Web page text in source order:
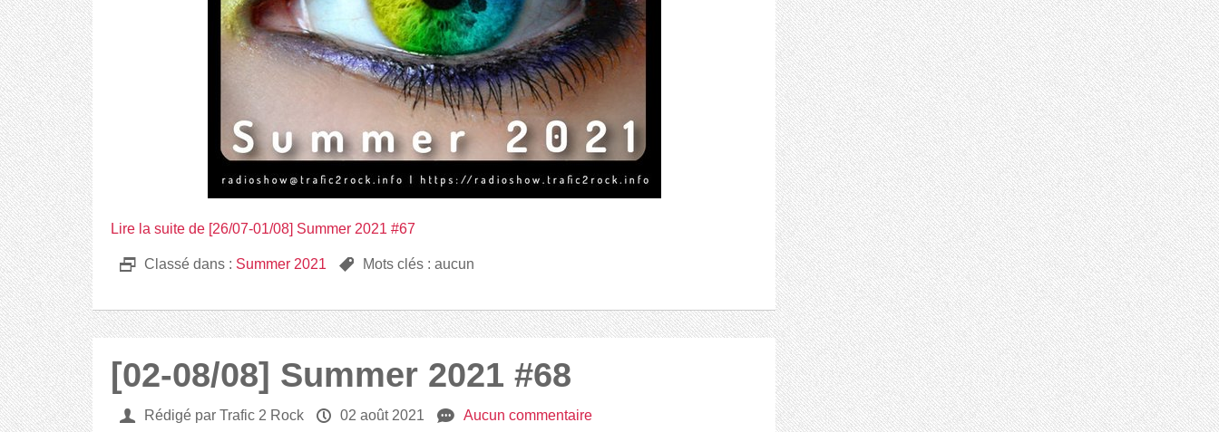
Lire la suite de [26/07-01/08] Summer 2021 #67
D Classé dans : Summer 2021 , Mots clés : aucun
[02-08/08] Summer 2021 #68
U Rédigé par Trafic 2 Rock P 02 août 2021 e Aucun commentaire